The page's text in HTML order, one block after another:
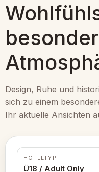
Design, Ruhe und
sich zu einem
Ihr aktuelle Ansichten
HOTELTYP
Ü18 / Adult Only